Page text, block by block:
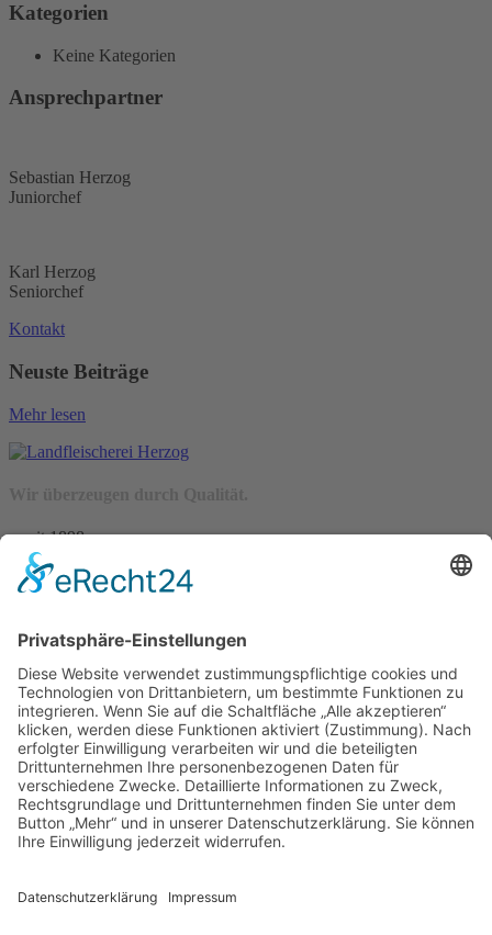
Kategorien
Keine Kategorien
Ansprechpartner
Sebastian Herzog
Juniorchef
Karl Herzog
Seniorchef
Kontakt
Neuste Beiträge
Mehr lesen
– seit 1898 –
Wir freuen uns auf Sie:
Landfleischerei & Catering Karl Herzog
Leutersdorfer Str. 6
02794 Spitzkunnersdorf
Tel.: 03586 / 38 62 96
Fax: 03586 / 78 93 32
Startseite
Onlineshop